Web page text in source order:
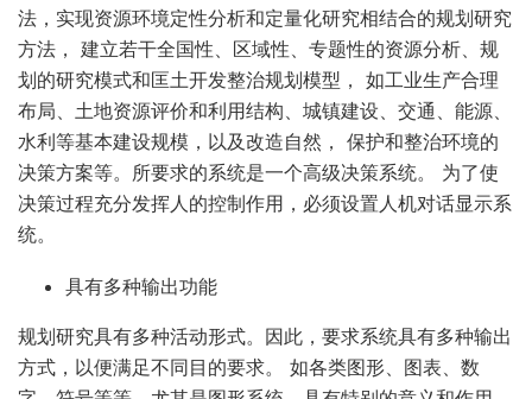
法，实现资源环境定性分析和定量化研究相结合的规划研究
方法， 建立若干全国性、区域性、专题性的资源分析、规
划的研究模式和匡土开发整治规划模型， 如工业生产合理
布局、土地资源评价和利用结构、城镇建设、交通、能源、
水利等基本建设规模，以及改造自然， 保护和整治环境的
决策方案等。所要求的系统是一个高级决策系统。 为了使
决策过程充分发挥人的控制作用，必须设置人机对话显示系
统。
具有多种输出功能
规划研究具有多种活动形式。因此，要求系统具有多种输出
方式，以便满足不同目的要求。 如各类图形、图表、数